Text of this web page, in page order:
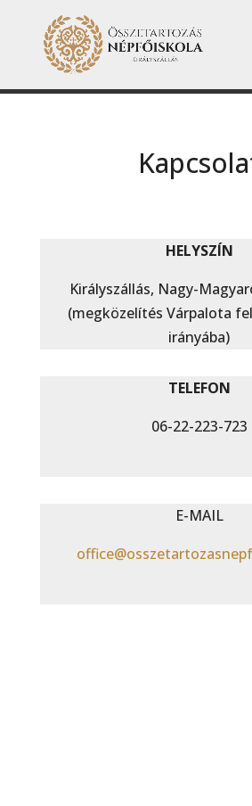
HELYSZÍN
Királyszállás, Nagy-
(megközelítés Várpalota
irányába)
TELEFON
06-22-223-723
E-MAIL